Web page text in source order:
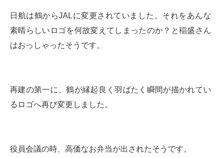
日航は鶴からJALに変更されていました。それをあんな
素晴らしいロゴを何故変えてしまったのか？と稲盛さん
はおっしゃったそうです。
再建の第一に、鶴が縁起良く羽ばたく瞬間が描かれてい
るロゴへ再び変更しました。
役員会議の時、高価なお弁当が出されたそうです。